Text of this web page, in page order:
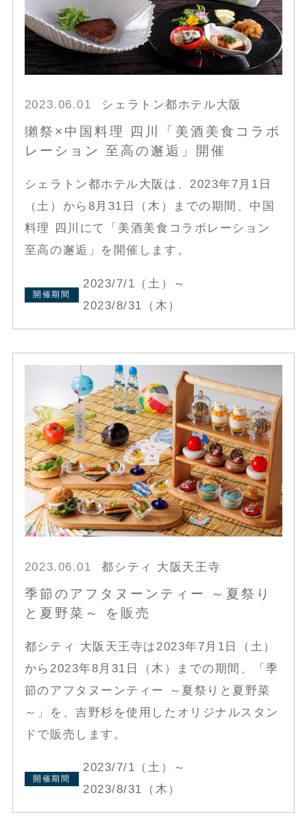
2023.06.01 シェラトン都ホテル大阪
獺祭×中国料理 四川「美酒美食コラボ
レーション 至高の邂逅」開催
シェラトン都ホテル大阪は、2023年7月1日
（土）から8月31日（木）までの期間、中国
料理 四川にて「美酒美食コラボレーション
至高の邂逅」を開催します。
開催期間
2023/7/1（土）～
2023/8/31（木）
2023.06.01 都シティ 大阪天王寺
季節のアフタヌーンティー ～夏祭り
と夏野菜～ を販売
都シティ 大阪天王寺は2023年7月1日（土）
から2023年8月31日（木）までの期間、「季
節のアフタヌーンティー ～夏祭りと夏野菜
～」を、吉野杉を使用したオリジナルスタン
ドで販売します。
開催期間
2023/7/1（土）～
2023/8/31（木）